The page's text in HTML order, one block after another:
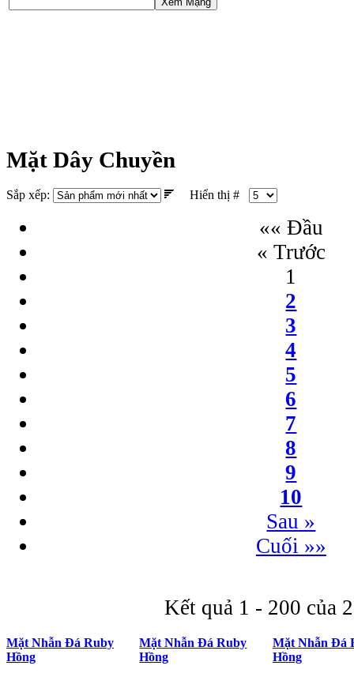
Mặt Dây Chuyền
Sắp xếp: Hiển thị #
«« Đầu
« Trước
1
2
3
4
5
6
7
8
9
10
Sau »
Cuối »»
Kết quả 1 - 200 của
Mặt Nhẫn Đá Ruby
Hồng
Mặt Nhẫn Đá Ruby
Hồng
Mặt Nhẫn Đá
Hồng